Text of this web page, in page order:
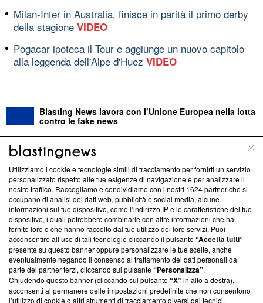
Milan-Inter in Australia, finisce in parità il primo derby
della stagione VIDEO
Pogacar ipoteca il Tour e aggiunge un nuovo capitolo
alla leggenda dell'Alpe d'Huez VIDEO
Blasting News lavora con l’Unione Europea nella lotta
contro le fake news
ABOUT LINEA EDITORIALE
Questa sezione offre informazioni trasparenti su Blasting
News, sui nostri processi editoriali e su come ci impegniamo a
creare news di qualità. Inoltre, afferma la nostra aderenza a
‘Trust Project - News with Integrity’Blasting News non è
ancora membro del programma, ma ha richiesto di farne
parte; Trust Project non ha ancora effettuato una verifica di
conformità agli standard.
Su di noi
Team editoriale
Utilizziamo i cookie e tecnologie simili di tracciamento per fornirti un servizio
personalizzato rispetto alle tue esigenze di navigazione e per analizzare il
nostro traffico. Raccogliamo e condividiamo con i nostri 1624partner che si
occupano di analisi dei dati web, pubblicità e social media, alcune
informazioni sul tuo dispositivo, come l’indirizzo IP e le caratteristiche del tuo
dispositivo, i quali potrebbero combinarle con altre informazioni che hai
fornito loro o che hanno raccolto dal tuo utilizzo dei loro servizi. Puoi
acconsentire all’uso di tali tecnologie cliccando il pulsante“Accetta tutti”
presente su questo banner oppure personalizzare le tue scelte, anche
eventualmente negando il consenso al trattamento dei dati personali da
parte dei partner terzi, cliccando sul pulsante“Personalizza”.
Chiudendo questo banner (cliccando sul pulsante“X”in alto a destra),
acconsenti al permanere delle impostazioni predefinite che non consentono
l’utilizzo di cookie o altri strumenti di tracciamento diversi dai tecnici.